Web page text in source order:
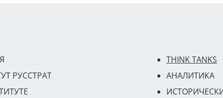
РУССТРАТ
THINK TANKS
АНАЛИТИКА